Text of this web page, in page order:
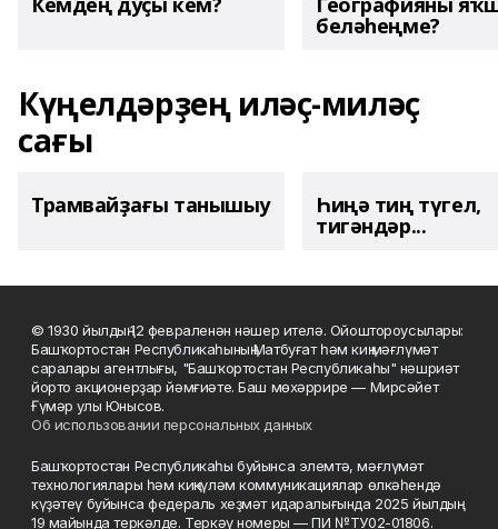
беләһеңме?
Күңелдәрҙең иләҫ-миләҫ
сағы
Трамвайҙағы танышыу Һиңә тиң түгел,
тигәндәр...
© 1930 йылдың 12 февраленән нәшер ителә. Ойоштороусылары:
Башҡортостан Республикаһының Матбуғат һәм киң мәғлүмәт
саралары агентлығы, "Башҡортостан Республикаһы" нәшриәт
йорто акционерҙар йәмғиәте. Баш мөхәррире — Мирсәйет
Ғүмәр улы Юнысов.
Об использовании персональных данных
Башҡортостан Республикаһы буйынса элемтә, мәғлүмәт
технологиялары һәм киңкүләм коммуникациялар өлкәһендә
күҙәтеү буйынса федераль хеҙмәт идаралығында 2025 йылдың
19 майында теркәлде. Теркәү номеры — ПИ №ТУ02-01806.